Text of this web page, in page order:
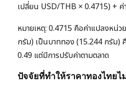
เปลี่ยน USD/THB × 0.4715) + ค่
หมายเหตุ: 0.4715 คือค่าแปลงหน่
กรัม) เป็นบาททอง (15.244 กรัม)
0.49 แต่มีการปรับค่าตามตลาด
ปัจจัยที่ทำให้ราคาทองไทยไ